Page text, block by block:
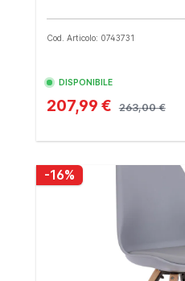
Cod. Articolo: 0743731
DISPONIBILE
207,99 € 263,00 €
-16%